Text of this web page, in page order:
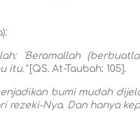
'Beramallah
itu."[QS. At-Taubah: 105].
bumi mudah
rezeki-Nya. Dan hanya